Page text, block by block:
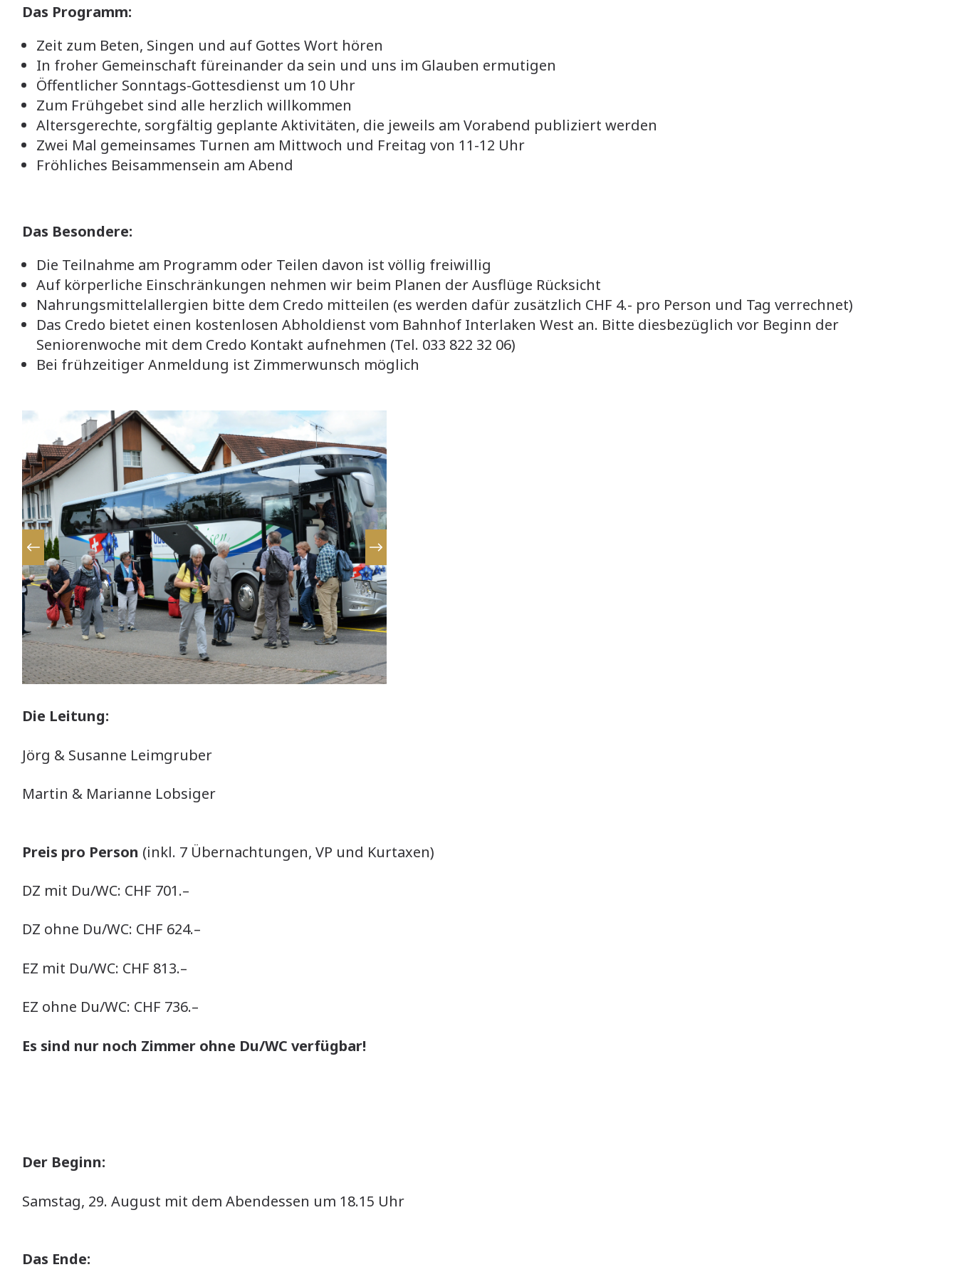
Das Programm:
Zeit zum Beten, Singen und auf Gottes Wort hören
In froher Gemeinschaft füreinander da sein und uns im Glauben ermutigen
Öffentlicher Sonntags-Gottesdienst um 10 Uhr
Zum Frühgebet sind alle herzlich willkommen
Altersgerechte, sorgfältig geplante Aktivitäten, die jeweils am Vorabend publiziert werden
Zwei Mal gemeinsames Turnen am Mittwoch und Freitag von 11-12 Uhr
Fröhliches Beisammensein am Abend
Das Besondere:
Die Teilnahme am Programm oder Teilen davon ist völlig freiwillig
Auf körperliche Einschränkungen nehmen wir beim Planen der Ausflüge Rücksicht
Nahrungsmittelallergien bitte dem Credo mitteilen (es werden dafür zusätzlich CHF 4.- pro Person und Tag verrechnet)
Das Credo bietet einen kostenlosen Abholdienst vom Bahnhof Interlaken West an. Bitte diesbezüglich vor Beginn der
Seniorenwoche mit dem Credo Kontakt aufnehmen (Tel. 033 822 32 06)
Bei frühzeitiger Anmeldung ist Zimmerwunsch möglich
Die Leitung:
Jörg & Susanne Leimgruber
Martin & Marianne Lobsiger
Preis pro Person (inkl. 7 Übernachtungen, VP und Kurtaxen)
DZ mit Du/WC: CHF 701.–
DZ ohne Du/WC: CHF 624.–
EZ mit Du/WC: CHF 813.–
EZ ohne Du/WC: CHF 736.–
Es sind nur noch Zimmer ohne Du/WC verfügbar!
Der Beginn:
Samstag, 29. August mit dem Abendessen um 18.15 Uhr
Das Ende: